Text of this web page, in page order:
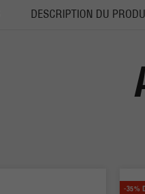
DESCRIPTION DU
-35%